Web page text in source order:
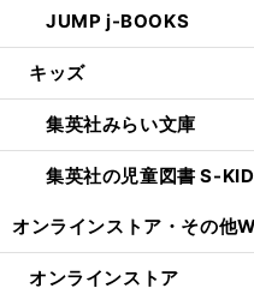
JUMP j-BOOKS
キッズ
集英社みらい文庫
集英社の児童図書 S-
オンラインストア・ その他
オンラインストア